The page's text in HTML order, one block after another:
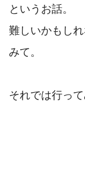
というお話。
難しいかもし
みて。
それでは行って